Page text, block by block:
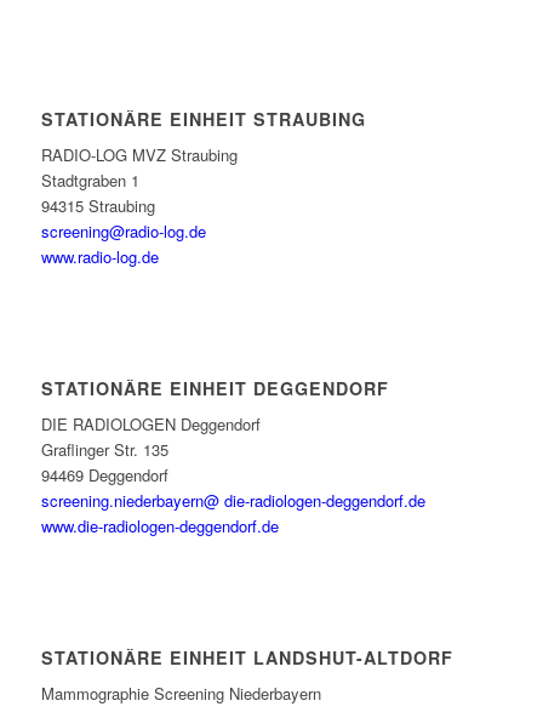
STATIONÄRE EINHEIT STRAUBING
RADIO-LOG MVZ Straubing
Stadtgraben 1
94315 Straubing
screening@radio-log.de
www.radio-log.de
STATIONÄRE EINHEIT DEGGENDORF
DIE RADIOLOGEN Deggendorf
Graflinger Str. 135
94469 Deggendorf
screening.niederbayern@ die-radiologen-deggendorf.de
www.die-radiologen-deggendorf.de
STATIONÄRE EINHEIT LANDSHUT-ALTDORF
Mammographie Screening Niederbayern